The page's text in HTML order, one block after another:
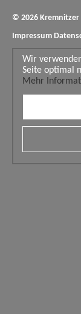
© 2026
Impressum
Wir
Seite optimal
Mehr